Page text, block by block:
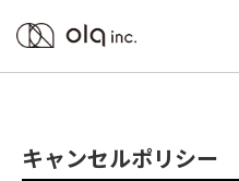
キャンセルポリシー